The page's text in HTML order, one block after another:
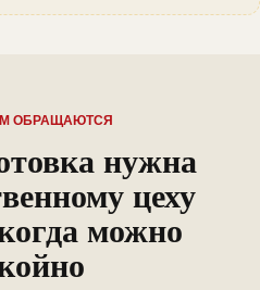
ОБРАЩАЮТСЯ
нужна
цеху
можно